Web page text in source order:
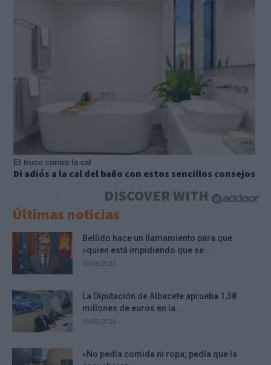
El truco contra la cal
Di adiós a la cal del baño con estos sencillos consejos
DISCOVER WITH
Últimas noticias
Bellido hace un llamamiento para que
«quien está impidiendo que se...
10/08/2026
La Diputación de Albacete aprueba 1,38
millones de euros en la...
10/08/2026
«No pedía comida ni ropa; pedía que la